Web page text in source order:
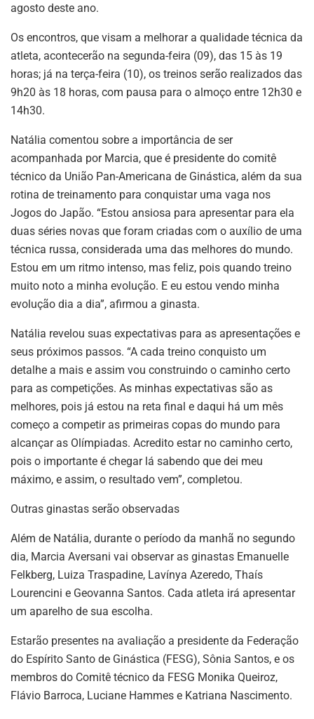
agosto deste ano.
Os encontros, que visam a melhorar a qualidade técnica da
atleta, acontecerão na segunda-feira (09), das 15 às 19
horas; já na terça-feira (10), os treinos serão realizados das
9h20 às 18 horas, com pausa para o almoço entre 12h30 e
14h30.
Natália comentou sobre a importância de ser
acompanhada por Marcia, que é presidente do comitê
técnico da União Pan-Americana de Ginástica, além da sua
rotina de treinamento para conquistar uma vaga nos
Jogos do Japão. “Estou ansiosa para apresentar para ela
duas séries novas que foram criadas com o auxílio de uma
técnica russa, considerada uma das melhores do mundo.
Estou em um ritmo intenso, mas feliz, pois quando treino
muito noto a minha evolução. E eu estou vendo minha
evolução dia a dia”, afirmou a ginasta.
Natália revelou suas expectativas para as apresentações e
seus próximos passos. “A cada treino conquisto um
detalhe a mais e assim vou construindo o caminho certo
para as competições. As minhas expectativas são as
melhores, pois já estou na reta final e daqui há um mês
começo a competir as primeiras copas do mundo para
alcançar as Olímpiadas. Acredito estar no caminho certo,
pois o importante é chegar lá sabendo que dei meu
máximo, e assim, o resultado vem”, completou.
Outras ginastas serão observadas
Além de Natália, durante o período da manhã no segundo
dia, Marcia Aversani vai observar as ginastas Emanuelle
Felkberg, Luiza Traspadine, Lavínya Azeredo, Thaís
Lourencini e Geovanna Santos. Cada atleta irá apresentar
um aparelho de sua escolha.
Estarão presentes na avaliação a presidente da Federação
do Espírito Santo de Ginástica (FESG), Sônia Santos, e os
membros do Comitê técnico da FESG Monika Queiroz,
Flávio Barroca, Luciane Hammes e Katriana Nascimento.